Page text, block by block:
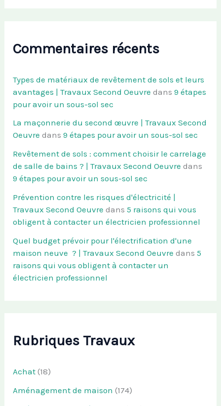
Commentaires récents
Types de matériaux de revêtement de sols et leurs
avantages | Travaux Second Oeuvre dans9 étapes
pour avoir un sous-sol sec
La maçonnerie du second œuvre | Travaux Second
Oeuvre dans9 étapes pour avoir un sous-sol sec
Revêtement de sols : comment choisir le carrelage
de salle de bains ? | Travaux Second Oeuvre dans
9 étapes pour avoir un sous-sol sec
Prévention contre les risques d'électricité |
Travaux Second Oeuvre dans5 raisons qui vous
obligent à contacter un électricien professionnel
Quel budget prévoir pour l'électrification d'une
maison neuve ? | Travaux Second Oeuvre dans5
raisons qui vous obligent à contacter un
électricien professionnel
Rubriques Travaux
Achat (18)
Aménagement de maison (174)